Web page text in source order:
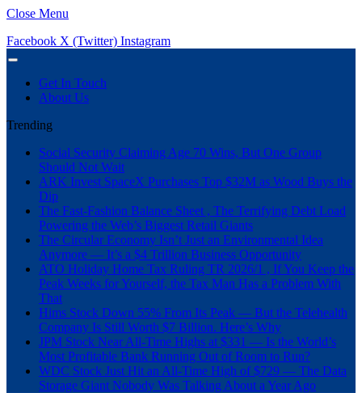
Close Menu
Facebook X (Twitter) Instagram
Get In Touch
About Us
Trending
Social Security Claiming Age 70 Wins, But One Group
Should Not Wait
ARK Invest SpaceX Purchases Top $32M as Wood Buys the
Dip
The Fast-Fashion Balance Sheet , The Terrifying Debt Load
Powering the Web’s Biggest Retail Giants
The Circular Economy Isn’t Just an Environmental Idea
Anymore — It’s a $4 Trillion Business Opportunity
ATO Holiday Home Tax Ruling TR 2026/1 , If You Keep the
Peak Weeks for Yourself, the Tax Man Has a Problem With
That
Hims Stock Down 55% From Its Peak — But the Telehealth
Company Is Still Worth $7 Billion. Here’s Why
JPM Stock Near All-Time Highs at $331 — Is the World’s
Most Profitable Bank Running Out of Room to Run?
WDC Stock Just Hit an All-Time High of $729 — The Data
Storage Giant Nobody Was Talking About a Year Ago